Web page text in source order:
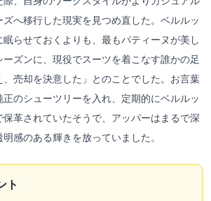
へ移行した現実を見つめ直した。ベルルッ
らせておくよりも、最もパティーヌが美し
ーズンに、現役でスーツを着こなす誰かの足
売却を決意した」とのことでした。お言葉
のシューツリーを入れ、定期的にベルルッ
革されていたそうで、アッパーはまるで深
感のある輝きを放っていました。
ト